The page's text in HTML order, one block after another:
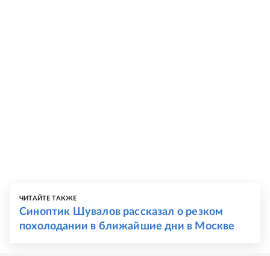
ЧИТАЙТЕ ТАКЖЕ
Синоптик Шувалов рассказал о резком
похолодании в ближайшие дни в Москве